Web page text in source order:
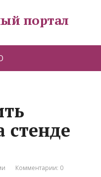
портал
стенде
Комментарии: 0